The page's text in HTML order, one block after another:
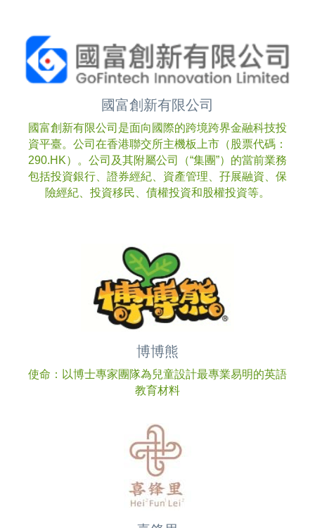
國富創新有限公司
國富創新有限公司是面向國際的跨境跨界金融科技投
資平臺。公司在香港聯交所主機板上市（股票代碼：
290.HK）。公司及其附屬公司（“集團”）的當前業務
包括投資銀行、證券經紀、資產管理、孖展融資、保
險經紀、投資移民、債權投資和股權投資等。
博博熊
使命：以博士專家團隊為兒童設計最專業易明的英語
教育材料